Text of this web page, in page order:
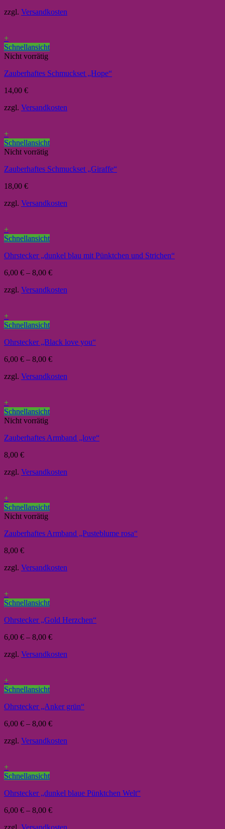
zzgl. Versandkosten
+
Schnellansicht
Nicht vorrätig
Zauberhaftes Schmuckset „Hope“
14,00 €
zzgl. Versandkosten
+
Schnellansicht
Nicht vorrätig
Zauberhaftes Schmuckset „Giraffe“
18,00 €
zzgl. Versandkosten
+
Schnellansicht
Ohrstecker „dunkel blau mit Pünktchen und Strichen“
6,00 € – 8,00 €
zzgl. Versandkosten
+
Schnellansicht
Ohrstecker „Black love you“
6,00 € – 8,00 €
zzgl. Versandkosten
+
Schnellansicht
Nicht vorrätig
Zauberhaftes Armband „love“
8,00 €
zzgl. Versandkosten
+
Schnellansicht
Nicht vorrätig
Zauberhaftes Armband „Pusteblume rosa“
8,00 €
zzgl. Versandkosten
+
Schnellansicht
Ohrstecker „Gold Herzchen“
6,00 € – 8,00 €
zzgl. Versandkosten
+
Schnellansicht
Ohrstecker „Anker grün“
6,00 € – 8,00 €
zzgl. Versandkosten
+
Schnellansicht
Ohrstecker „dunkel blaue Pünktchen Welt“
6,00 € – 8,00 €